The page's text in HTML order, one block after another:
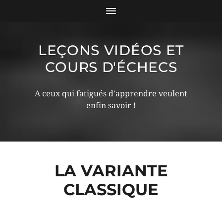
LEÇONS VIDÉOS ET
COURS D'ÉCHECS
A ceux qui fatigués d'apprendre veulent
enfin savoir !
LA VARIANTE
CLASSIQUE